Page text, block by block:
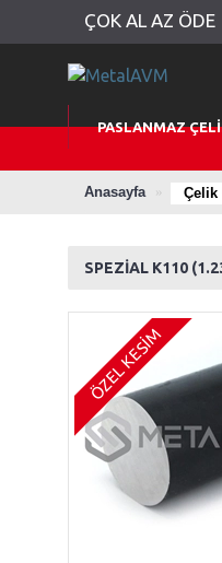
ÇOK AL AZ ÖDE
PASLANMAZ
Anasayfa Çelik
SPEZİAL K110
ÖZEL KESİM